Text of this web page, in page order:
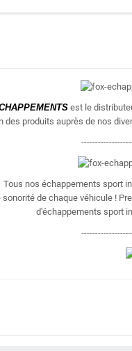
est le
des produits auprès de nos
Tous nos échappements sport
de chaque véhicule !
d'échappements sport